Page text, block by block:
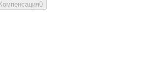
Компенсация0